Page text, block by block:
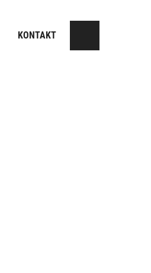
KONTAKT